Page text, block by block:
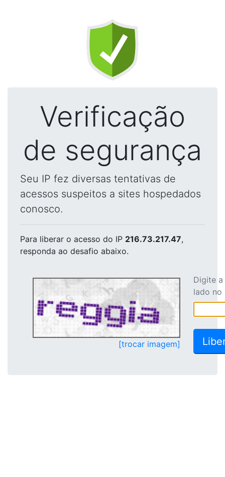
Verificação
de segurança
Seu IP fez diversas tentativas de
acessos suspeitos a sites hospedados
conosco.
Para liberar o acesso do IP 216.73.217.47,
responda ao desafio abaixo.
[trocar imagem]
Digite
lado no